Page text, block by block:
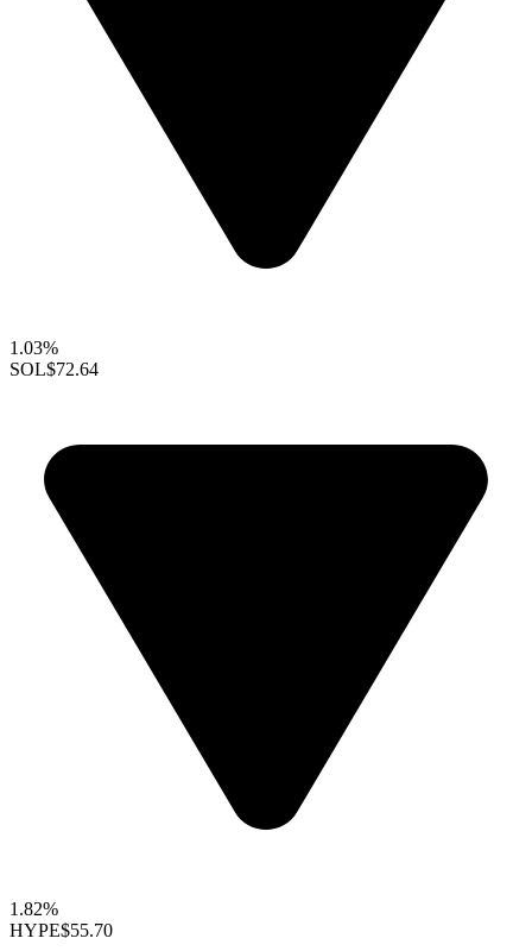
1.03%
SOL$72.64
1.82%
HYPE$55.70